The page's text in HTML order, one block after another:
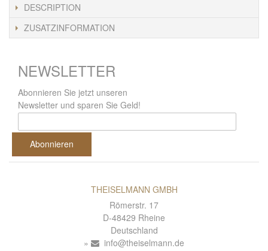
DESCRIPTION
ZUSATZINFORMATION
NEWSLETTER
Abonnieren Sie jetzt unseren
Newsletter und sparen Sie Geld!
Abonnieren
THEISELMANN GMBH
Römerstr. 17
D-48429 Rheine
Deutschland
info@theiselmann.de